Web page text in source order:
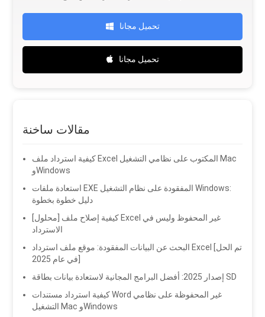
تحميل مجانا
تحميل مجانا
مقالات ساخنة
كيفية استرداد ملف Excel المكتوب على نظامي التشغيل Mac
وWindows
استعادة ملفات EXE المفقودة على نظام التشغيل Windows:
دليل خطوة بخطوة
الاسترداد
البحث عن البيانات المفقودة: موقع ملف استرداد Excel [تم الحل
إصدار 2025: أفضل البرامج المجانية لاستعادة بيانات بطاقة SD
كيفية استرداد مستندات Word غير المحفوظة على نظامي
التشغيل Mac وWindows